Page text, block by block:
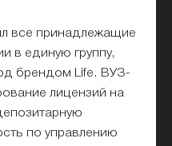
все принадлежащие
в единую группу,
брендом Life. ВУЗ-
лицензий на
по управлению